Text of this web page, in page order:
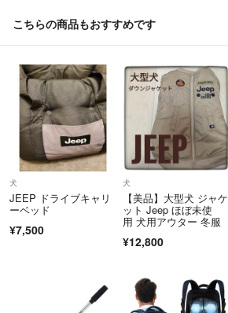
こちらの商品もおすすめです
犬
JEEP ドライブキャリ
ーベッド
¥7,500
犬
【美品】大型犬 ジャケ
ット Jeep ほぼ未使
用 犬用アウター 冬服
¥12,800